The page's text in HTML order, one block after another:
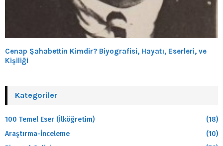
Cenap Şahabettin Kimdir? Biyografisi, Hayatı, Eserleri, ve
Kişiliği
Kategoriler
100 Temel Eser (İlköğretim)
(18)
Araştırma-İnceleme
(10)